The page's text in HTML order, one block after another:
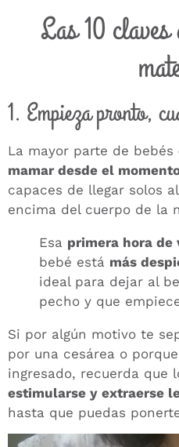
Las 10
1. Empieza pronto,
La mayor parte de bebés
mamar desde el
capaces de llegar solos
encima del cuerpo de la
Esa primera hora de
bebé está más
ideal para dejar al
pecho y que
Si por algún motivo te
por una cesárea o
ingresado, recuerda que
estimularse y extraerse
hasta que puedas